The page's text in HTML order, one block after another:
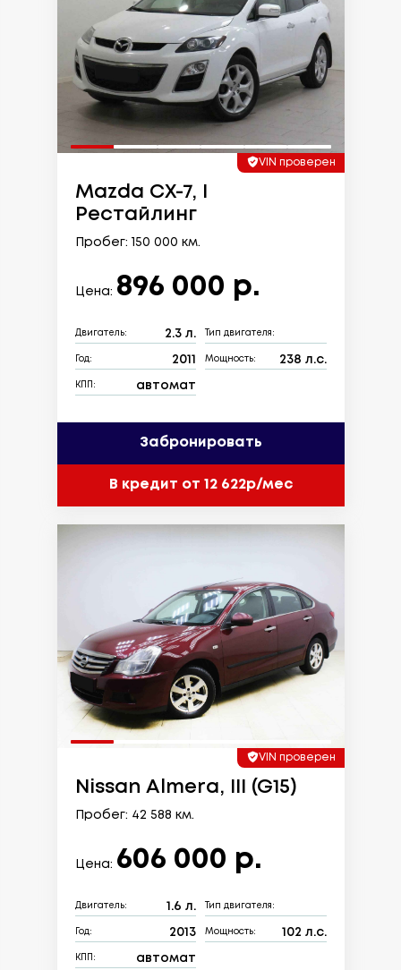
VIN проверен
Mazda CX-7, I
Рестайлинг
Пробег: 150 000 км.
Цена: 896 000 р.
Двигатель: 2.3 л. Тип двигателя:
Год: 2011 Мощность: 238 л.с.
КПП: автомат
Забронировать
В кредит от 12 622р/мес
VIN проверен
Nissan Almera, III (G15)
Пробег: 42 588 км.
Цена: 606 000 р.
Двигатель: 1.6 л. Тип двигателя:
Год: 2013 Мощность: 102 л.с.
КПП: автомат